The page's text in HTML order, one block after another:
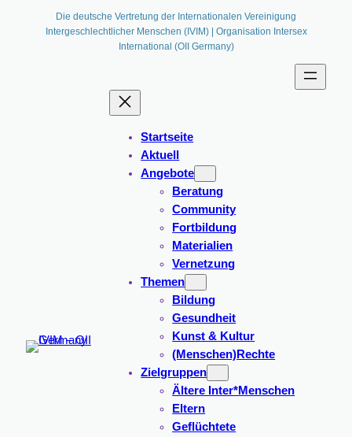
Die deutsche Vertretung der Internationalen Vereinigung
Intergeschlechtlicher Menschen (IVIM) | Organisation Intersex
International (OII Germany)
Startseite
Aktuell
Angebote
Beratung
Community
Fortbildung
Materialien
Vernetzung
Themen
Bildung
Gesundheit
Kunst & Kultur
(Menschen)Rechte
Zielgruppen
Ältere Inter*Menschen
Eltern
Geflüchtete